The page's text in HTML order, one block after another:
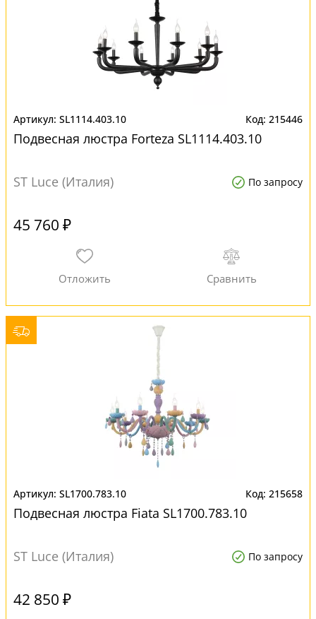
SL1114.403.10 215446
Подвесная люстра Forteza SL1114.403.10
ST Luce (Италия) По запросу
45 760 ₽
SL1700.783.10 215658
Подвесная люстра Fiata SL1700.783.10
ST Luce (Италия) По запросу
42 850 ₽